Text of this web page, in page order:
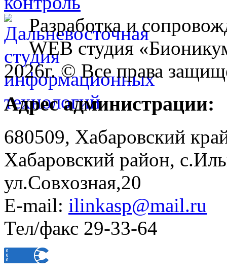
Разработка и
WEB студия
2026г. © Все права
Адрес администрации:
680509, Хабаровский
Хабаровский район,
ул.Совхозная,20
E-mail: ilinkasp@mail.ru
Тел/факс 29-33-64